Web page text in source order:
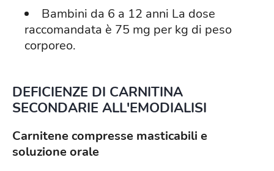
Bambini da 6 a 12 anni La dose
raccomandata è 75 mg per kg di peso
corporeo.
DEFICIENZE DI CARNITINA
SECONDARIE ALL'EMODIALISI
Carnitene compresse masticabili e
soluzione orale